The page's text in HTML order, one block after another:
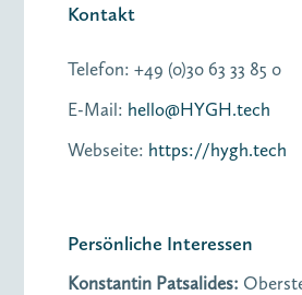
Kontakt
Telefon: +49 (0)30 63 33 85 0
E-Mail: hello@HYGH.tech
Webseite: https://hygh.tech
Persönliche Interessen
Konstantin Patsalides: